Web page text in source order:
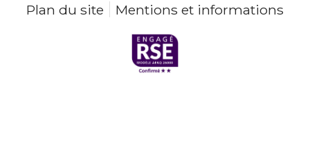
Plan du site Mentions et informations